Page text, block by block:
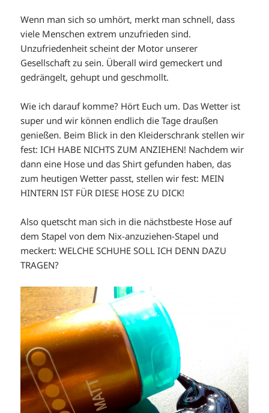
Wenn man sich so umhört, merkt man schnell, dass
viele Menschen extrem unzufrieden sind.
Unzufriedenheit scheint der Motor unserer
Gesellschaft zu sein. Überall wird gemeckert und
gedrängelt, gehupt und geschmollt.
Wie ich darauf komme? Hört Euch um. Das Wetter ist
super und wir können endlich die Tage draußen
genießen. Beim Blick in den Kleiderschrank stellen wir
fest: ICH HABE NICHTS ZUM ANZIEHEN! Nachdem wir
dann eine Hose und das Shirt gefunden haben, das
zum heutigen Wetter passt, stellen wir fest: MEIN
HINTERN IST FÜR DIESE HOSE ZU DICK!
Also quetscht man sich in die nächstbeste Hose auf
dem Stapel von dem Nix-anzuziehen-Stapel und
meckert: WELCHE SCHUHE SOLL ICH DENN DAZU
TRAGEN?